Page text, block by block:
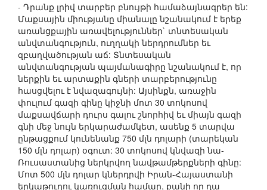
- Դրանք լրիվ տարբեր բնույթի համաձայնագրեր են:
Մաքսային միությանը միանալը նշանակում է երեք
առանցքային առավելություններ` տնտեսական
անվտանգություն, ուղղակի ներդրումներ եւ
զբաղվածության աճ: Տնտեսական
անվտանգության պայմանագիրը նշանակում է, որ
ներքին եւ արտաքին գների տարբերությունը
հասցվելու է նվազագույնի: Այսինքն, առաջին
փուլում գազի գինը կիջնի մոտ 30 տոկոսով
մաքսավճարի դուրս գալու շնորհիվ եւ միայն գազի
գնի մեջ նույն երկարաժամկետ, ասենք 5 տարվա
ընթացքում կունենանք 750 մլն դոլարի (տարեկան
150 մլն դոլար) օգուտ: 30 տոկոսով կնվազի նա-
Ռուսաստանից ներկրվող նավթամթերքների գինը:
Մոտ 500 մլն դոլար կներդրվի Իրան-Հայաստանի
երկաթուղու կառուցման համար, քանի որ դա